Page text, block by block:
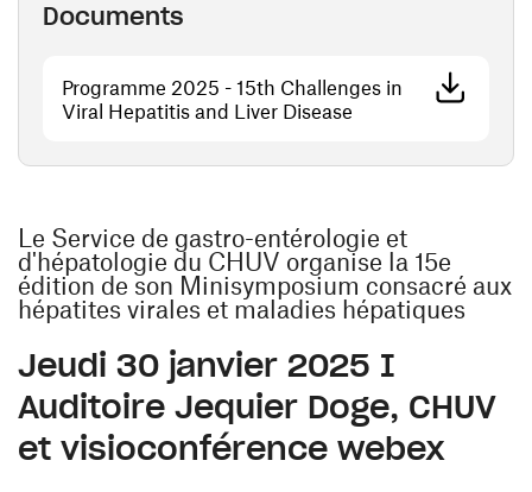
Documents
Programme 2025 - 15th Challenges in
Viral Hepatitis and Liver Disease (ouvre une
Le Service de gastro-entérologie et
d'hépatologie du CHUV organise la 15e
édition de son Minisymposium consacré aux
hépatites virales et maladies hépatiques
Jeudi 30 janvier 2025 I
Auditoire Jequier Doge, CHUV
et visioconférence webex